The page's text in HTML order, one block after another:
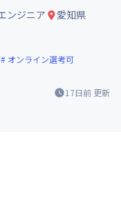
17日前 更新
ンジニア
愛知県
オンライン選考可